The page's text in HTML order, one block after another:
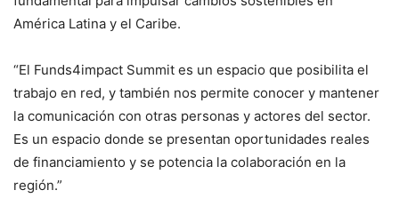
América Latina y el Caribe.
“El Funds4impact Summit es un espacio que posibilita el
trabajo en red, y también nos permite conocer y mantener
la comunicación con otras personas y actores del sector.
Es un espacio donde se presentan oportunidades reales
de financiamiento y se potencia la colaboración en la
región.”